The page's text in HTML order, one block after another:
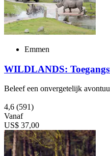
Emmen
WILDLANDS:
Beleef een onvergetelijk
4,6 (591)
Vanaf
US$ 37,00